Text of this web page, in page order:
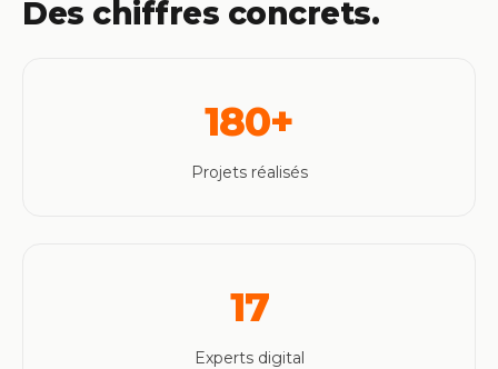
Des chiffres concrets.
180+
Projets réalisés
17
Experts digital